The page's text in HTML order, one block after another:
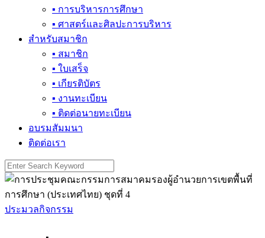
▪ การบริหารการศึกษา
▪ ศาสตร์และศิลปะการบริหาร
สำหรับสมาชิก
▪ สมาชิก
▪ ใบเสร็จ
▪ เกียรติบัตร
▪ งานทะเบียน
▪ ติดต่อนายทะเบียน
อบรมสัมมนา
ติดต่อเรา
Search
for:
ประมวลกิจกรรม